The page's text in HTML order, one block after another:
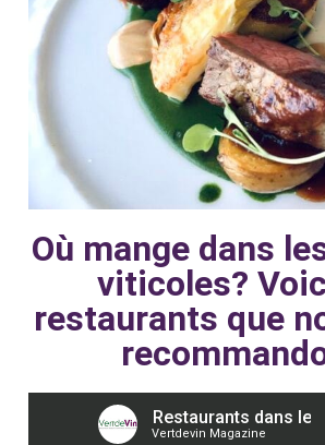
Où mange dans
viticoles?
restaurants que